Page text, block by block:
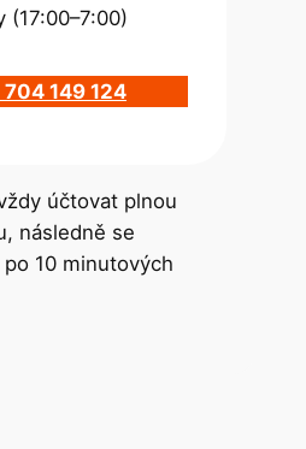
(17:00–7:00)
149 124
účtovat plnou
následně se
10 minutových